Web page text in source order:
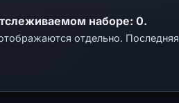
наборе: 0.
отдельно. Последняя